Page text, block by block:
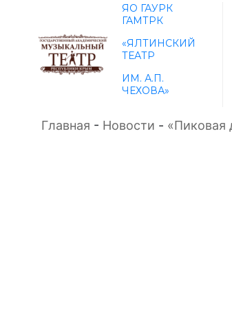
ЯО ГАУРК
ГАМТРК
«ЯЛТИНСКИЙ
ТЕАТР
ИМ. А.П.
ЧЕХОВА»
Главная - Новости - «Пиковая